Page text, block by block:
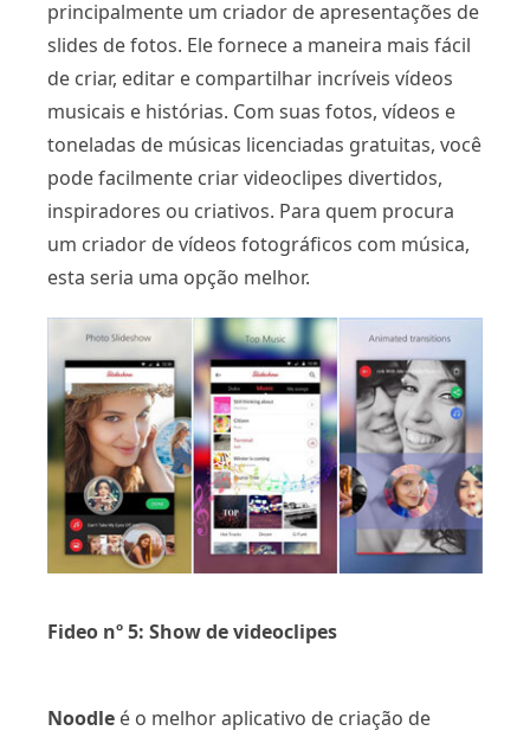
principalmente um criador de apresentações de
slides de fotos. Ele fornece a maneira mais fácil
de criar, editar e compartilhar incríveis vídeos
musicais e histórias. Com suas fotos, vídeos e
toneladas de músicas licenciadas gratuitas, você
pode facilmente criar videoclipes divertidos,
inspiradores ou criativos. Para quem procura
um criador de vídeos fotográficos com música,
esta seria uma opção melhor.
Fideo nº 5: Show de videoclipes
Noodle é o melhor aplicativo de criação de